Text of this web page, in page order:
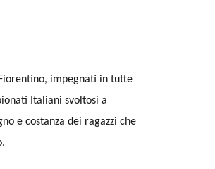
impegnati in tutte
Italiani svoltosi a
e costanza dei ragazzi che